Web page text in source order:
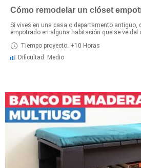
Cómo remodelar un clóset
Si vives en una casa o departamento antiguo,
empotrado en alguna habitación que se ve del
Tiempo proyecto: +10 Horas
Dificultad: Medio